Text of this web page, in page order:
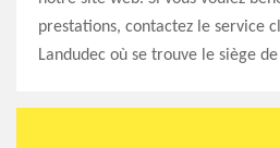
prestations, contactez le service
Landudec où se trouve le siège